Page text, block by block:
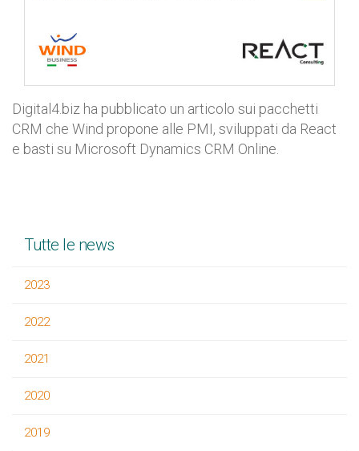
Digital4.biz ha pubblicato un articolo sui pacchetti
CRM che Wind propone alle PMI, sviluppati da React
e basti su Microsoft Dynamics CRM Online.
Tutte le news
2023
2022
2021
2020
2019